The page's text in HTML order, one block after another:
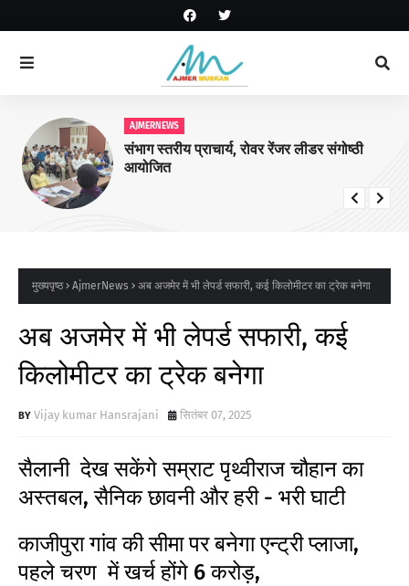
AJMERNEWS
संभाग स्तरीय प्राचार्य, रोवर रेंजर लीडर संगोष्ठी
आयोजित
मुख्यपृष्ठ AjmerNews अब अजमेर में भी लेपर्ड सफारी, कई किलोमीटर का ट्रेक बनेगा
अब अजमेर में भी लेपर्ड सफारी, कई
किलोमीटर का ट्रेक बनेगा
Vijay kumar Hansrajani सितंबर 07, 2025
सैलानी देख सकेंगे सम्राट पृथ्वीराज चौहान का
अस्तबल, सैनिक छावनी और हरी - भरी घाटी
काजीपुरा गांव की सीमा पर बनेगा एन्ट्री प्लाजा,
पहले चरण में खर्च होंगे 6 करोड़,